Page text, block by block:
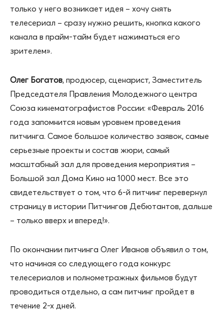
только у него возникает идея – хочу снять
телесериал – сразу нужно решить, кнопка какого
канала в прайм-тайм будет нажиматься его
зрителем».
Олег Богатов, продюсер, сценарист, Заместитель
Председателя Правления Молодежного центра
Союза кинематографистов России: «Февраль 2016
года запомнится новым уровнем проведения
питчинга. Самое большое количество заявок, самые
серьезные проекты и состав жюри, самый
масштабный зал для проведения мероприятия –
Большой зал Дома Кино на 1000 мест. Все это
свидетельствует о том, что 6-й питчинг перевернул
страницу в истории Питчингов Дебютантов, дальше
– только вверх и вперед!».
По окончании питчинга Олег Иванов объявил о том,
что начиная со следующего года конкурс
телесериалов и полнометражных фильмов будут
проводиться отдельно, а сам питчинг пройдет в
течение 2-х дней.